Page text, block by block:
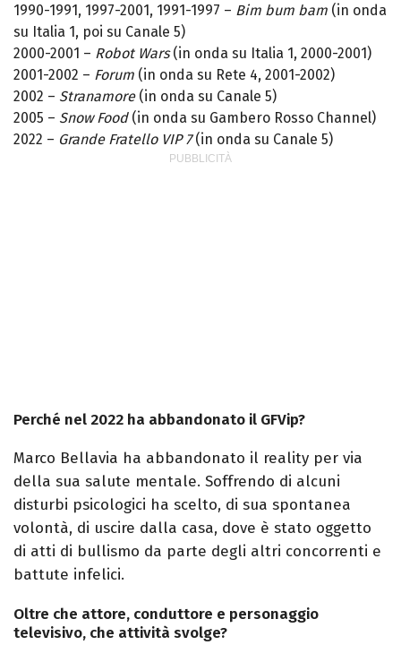
1990-1991, 1997-2001, 1991-1997 – Bim bum bam (in onda
su Italia 1, poi su Canale 5)
2000-2001 – Robot Wars(in onda su Italia 1, 2000-2001)
2001-2002 – Forum (in onda su Rete 4, 2001-2002)
2002 – Stranamore(in onda su Canale 5)
2005 – Snow Food(in onda su Gambero Rosso Channel)
2022 – Grande Fratello VIP 7(in onda su Canale 5)
Perché nel 2022 ha abbandonato il GFVip?
Marco Bellavia ha abbandonato il reality per via
della sua salute mentale. Soffrendo di alcuni
disturbi psicologici ha scelto, di sua spontanea
volontà, di uscire dalla casa, dove è stato oggetto
di atti di bullismo da parte degli altri concorrenti e
battute infelici.
Oltre che attore, conduttore e personaggio
televisivo, che attività svolge?